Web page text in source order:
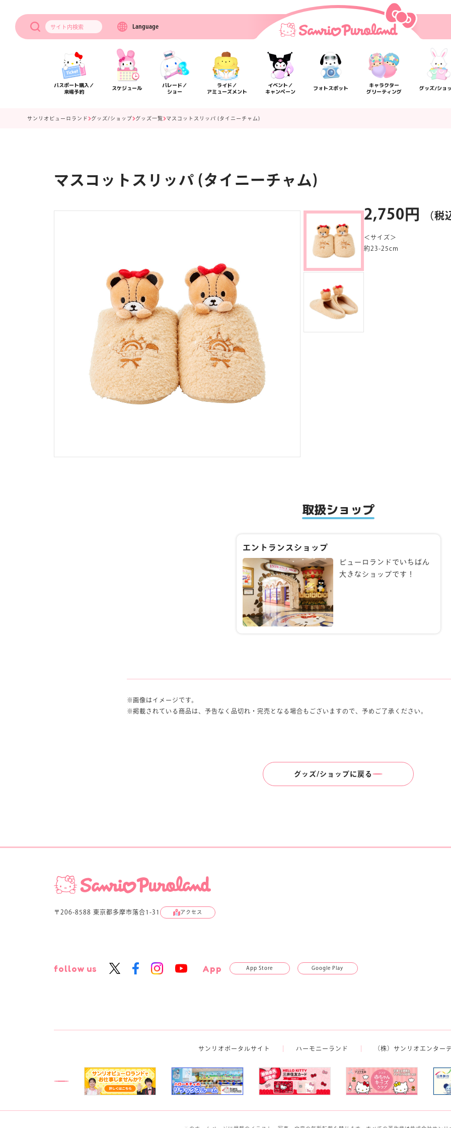
サイト内検索 Language
パスポート購入／
来場予約
スケジュール
パレード／
ショー
ライド／
アミューズメント
イベント／
キャンペーン
フォトスポット
キャラクター
グリーティング
グッズ/ショ
よくあるご質問
サンリオピューロランド グッズ/ショップ グッズ一覧 マスコットスリッパ (タイニーチャム)
マスコットスリッパ (タイニーチャム)
2,750円 （税
＜サイズ＞
約23-25cm
取扱ショップ
エントランスショップ
ピューロランドでいちばん
大きなショップです！
画像はイメージです。
掲載されている商品は、予告なく品切れ・完売となる場合もございますので、予めご了承ください。
グッズ/ショップに戻る
〒206-8588 東京都多摩市落合1-31 アクセス
follow us App App Store Google Play
サンリオポータルサイト ハーモニーランド （株）サンリオエンター